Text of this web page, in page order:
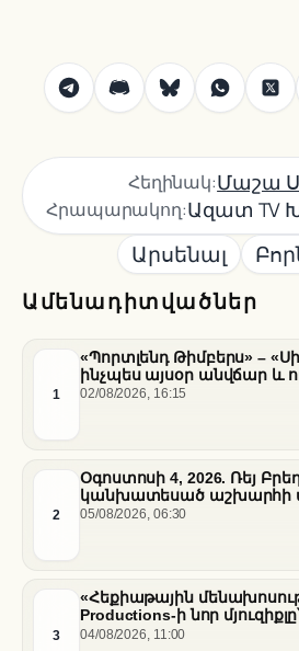
Ամենադիտվածներ
1
«Պորտլենդ Թիմբերս» –
ինչպես այսօր անվճար և
հանդիպումը
02/08/2026, 16:15
2
Օգոստոսի 4, 2026. Ռեյ
կանխատեսած աշխարհի
05/08/2026, 06:30
3
«Հեքիաթային
Productions-ի նոր
պատմությունների նոր
04/08/2026, 11:00
Հեղինակ:Մաշա
Հրապարակող:Ազատ TV
Արսենալ